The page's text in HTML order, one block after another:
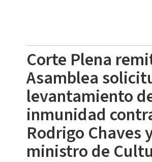
Corte Plena
Asamblea
levantamiento
inmunidad
Rodrigo Chaves
ministro de